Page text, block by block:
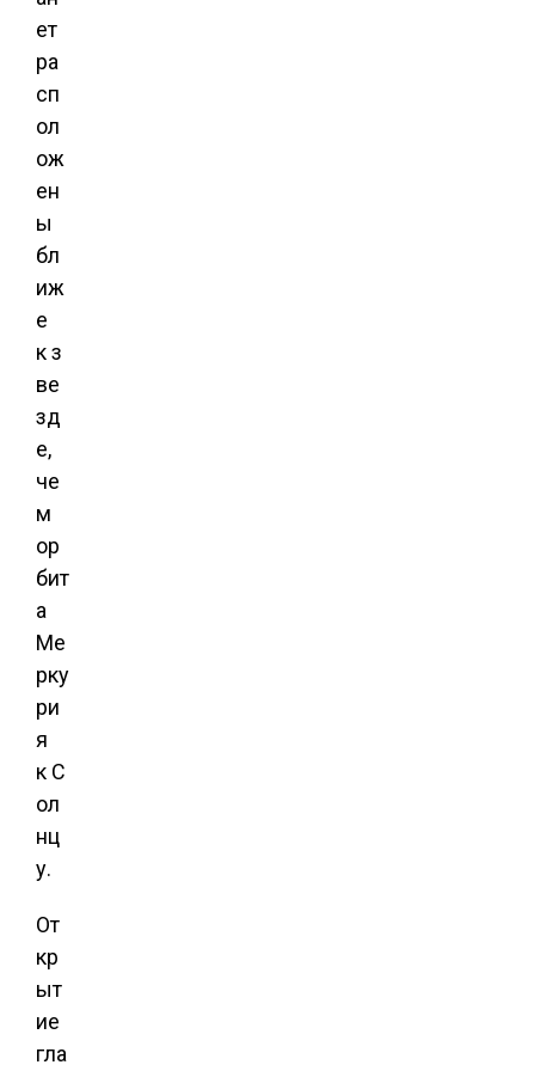
ет
ра
сп
ол
ож
ен
ы
бл
иж
е
к з
ве
зд
е,
че
м
ор
бит
а
Ме
рку
ри
я
к С
ол
нц
у.
От
кр
ыт
ие
гла